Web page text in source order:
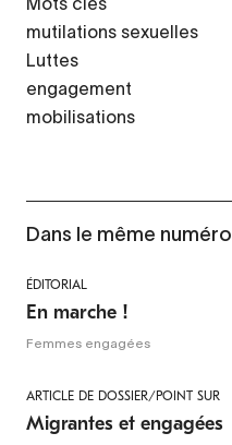
mutilations sexuelles
Luttes
engagement
mobilisations
Dans le même numéro
ÉDITORIAL
En marche !
Femmes engagées
ARTICLE DE DOSSIER/POINT SUR
Migrantes et engagées